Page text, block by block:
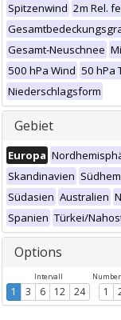
Spitzenwind 2m Rel.
Gesamt-Neuschnee
500 hPa Wind 50 hPa
Niederschlagsform
Gebiet
Europa
Skandinavien
Südasien Australien
Spanien Türkei/
Options
Intervall
1 3 6 12 24 1